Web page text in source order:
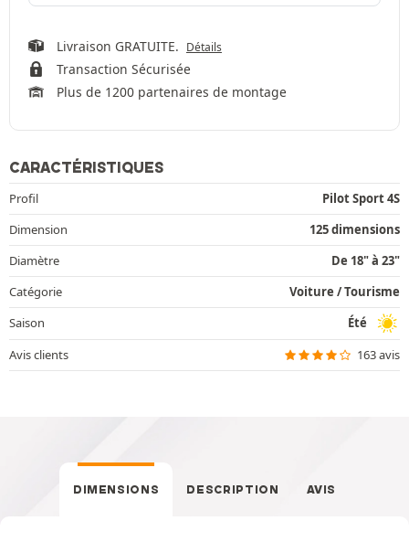
Livraison GRATUITE. Détails
Transaction Sécurisée
Plus de 1200 partenaires de montage
CARACTÉRISTIQUES
Profil
Pilot Sport 4S
Dimension
125 dimensions
Diamètre
De 18" à 23"
Catégorie
Voiture / Tourisme
Saison
Été
Avis clients
163 avis
DIMENSIONS DESCRIPTION AVIS